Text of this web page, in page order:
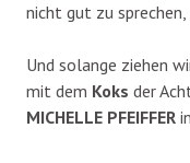
nicht gut zu
Und solange ziehen
mit dem Koks der
MICHELLE PFEIFFER